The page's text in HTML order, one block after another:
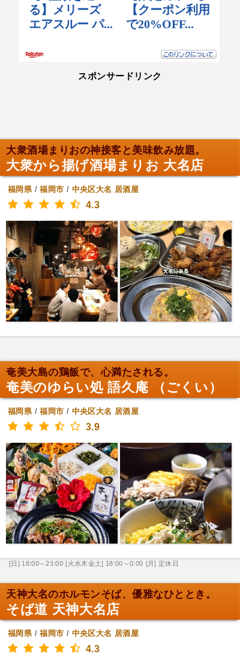
スポンサードリンク
大衆酒場まりおの神接客と美味飲み放題。
大衆から揚げ酒場まりお 大名店
福岡県/福岡市 / 中央区大名 居酒屋
4.3
奄美大島の鶏飯で、心満たされる。
奄美のゆらい処 語久庵 （ごくい）
福岡県/福岡市 / 中央区大名 居酒屋
3.9
[日] 18:00～23:00 [火水木金土] 18:00～0:00 [月] 定休日
天神大名のホルモンそば、優雅なひととき。
そば道 天神大名店
福岡県/福岡市 / 中央区大名 居酒屋
4.3